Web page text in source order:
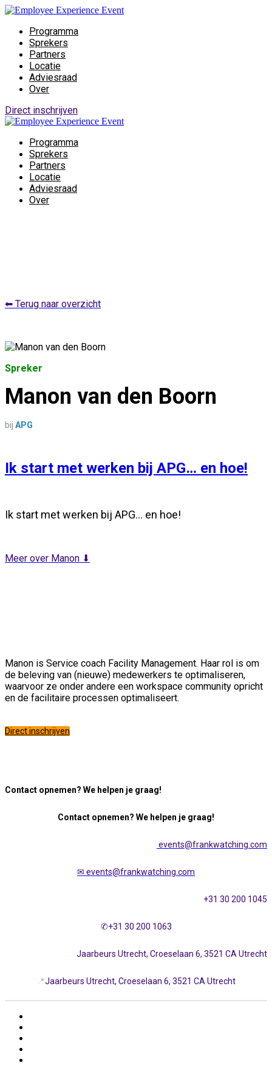
Programma
Sprekers
Partners
Locatie
Adviesraad
Over
Direct inschrijven
Programma
Sprekers
Partners
Locatie
Adviesraad
Over
⬅ Terug naar overzicht
Spreker
Manon van den Boorn
bij APG
Ik start met werken bij APG… en hoe!
Ik start met werken bij APG… en hoe!
Meer over Manon ⬇
Manon is Service coach Facility Management. Haar rol is om
de beleving van (nieuwe) medewerkers te optimaliseren,
waarvoor ze onder andere een workspace community opricht
en de facilitaire processen optimaliseert.
Direct inschrijven
Contact opnemen? We helpen je graag!
Contact opnemen? We helpen je graag!
events@frankwatching.com
✉ events@frankwatching.com
+31 30 200 1045
✆+31 30 200 1063
Jaarbeurs Utrecht, Croeselaan 6, 3521 CA Utrecht
📍Jaarbeurs Utrecht, Croeselaan 6, 3521 CA Utrecht